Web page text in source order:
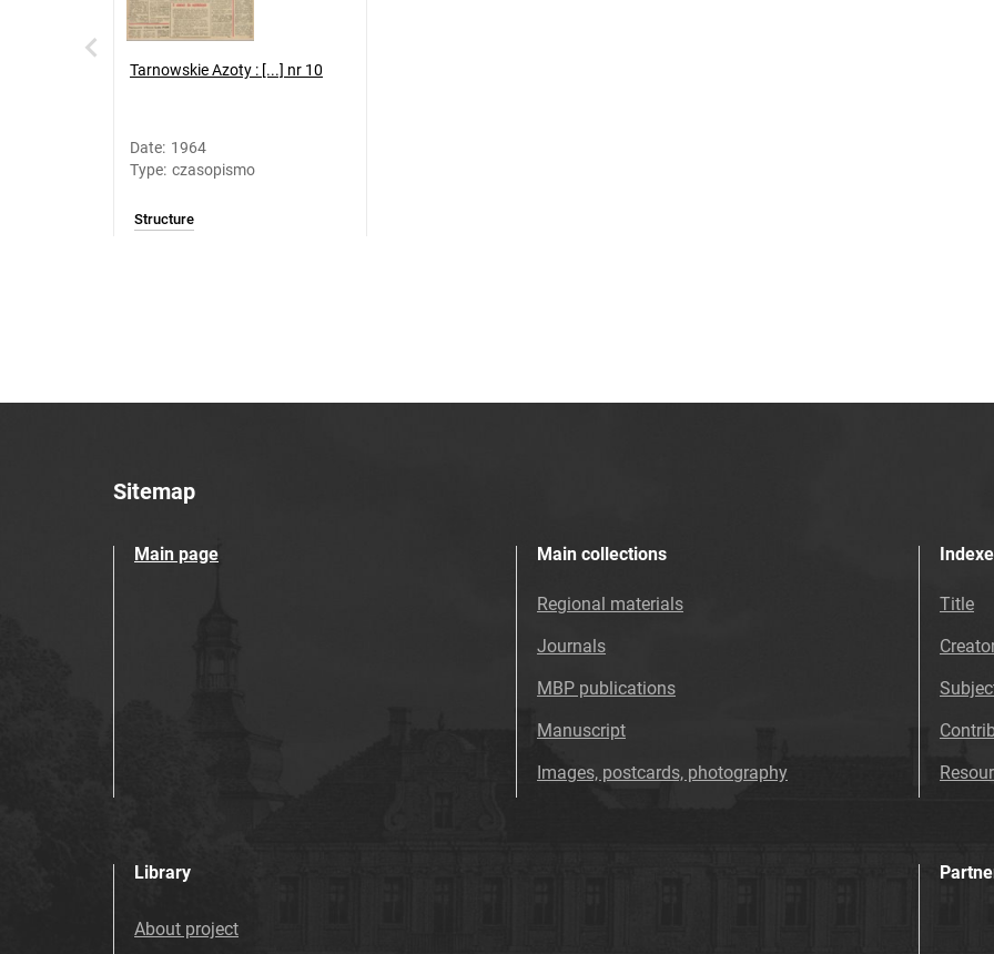
Tarnowskie Azoty : [...] nr 10
Date: 1964
Type: czasopismo
Structure
Sitemap
Main page Main collections
Regional materials
Journals
MBP publications
Manuscript
Images, postcards, photography
Title
Library
About project